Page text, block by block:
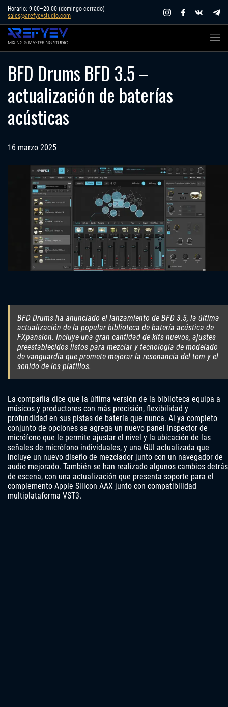
Skip
content
Horario: 9:00–20:00 (domingo cerrado) |
sales@arefyevstudio.com
BFD Drums BFD 3.5 –
actualización de baterías
acústicas
16 marzo 2025
BFD Drums ha anunciado el lanzamiento de BFD 3.5, la última
actualización de la popular biblioteca de batería acústica de
FXpansion. Incluye una gran cantidad de kits nuevos, ajustes
preestablecidos listos para mezclar y tecnología de modelado
de vanguardia que promete mejorar la resonancia del tom y el
sonido de los platillos.
La compañía dice que la última versión de la biblioteca equipa a
músicos y productores con más precisión, flexibilidad y
profundidad en sus pistas de batería que nunca. Al ya completo
conjunto de opciones se agrega un nuevo panel Inspector de
micrófono que le permite ajustar el nivel y la ubicación de las
señales de micrófono individuales, y una GUI actualizada que
incluye un nuevo diseño de mezclador junto con un navegador de
audio mejorado. También se han realizado algunos cambios detrás
de escena, con una actualización que presenta soporte para el
complemento Apple Silicon AAX junto con compatibilidad
multiplataforma VST3.